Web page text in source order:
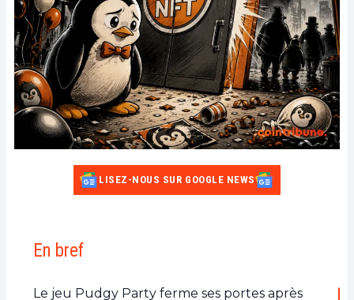
LISEZ-NOUS SUR GOOGLE NEWS
En bref
Le jeu Pudgy Party ferme ses portes après